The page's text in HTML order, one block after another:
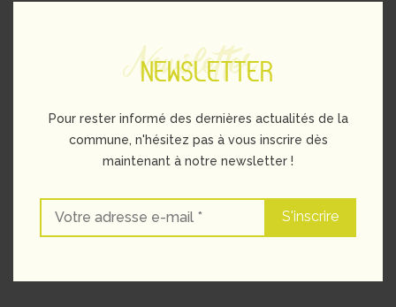
Newsletter
NEWSLETTER
Pour rester informé des dernières actualités de la
commune, n'hésitez pas à vous inscrire dès
maintenant à notre newsletter !